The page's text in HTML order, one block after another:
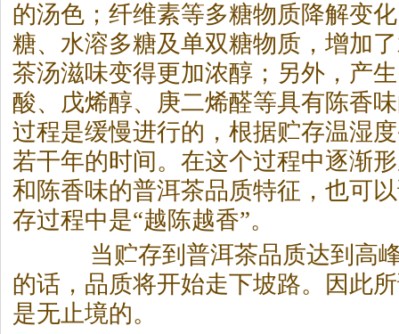
的汤色；纤维素等多糖物质降解变
糖、水溶多糖及单双糖物质，增加
茶汤滋味变得更加浓醇；另外，产
酸、戊烯醇、庚二烯醛等具有陈香
过程是缓慢进行的，根据贮存温湿
若干年的时间。在这个过程中逐渐
和陈香味的普洱茶品质特征，也可
存过程中是“越陈越香”。
当贮存到 普洱茶品质达到高
的话，品质将开始走下坡路。因此
是无止境的。